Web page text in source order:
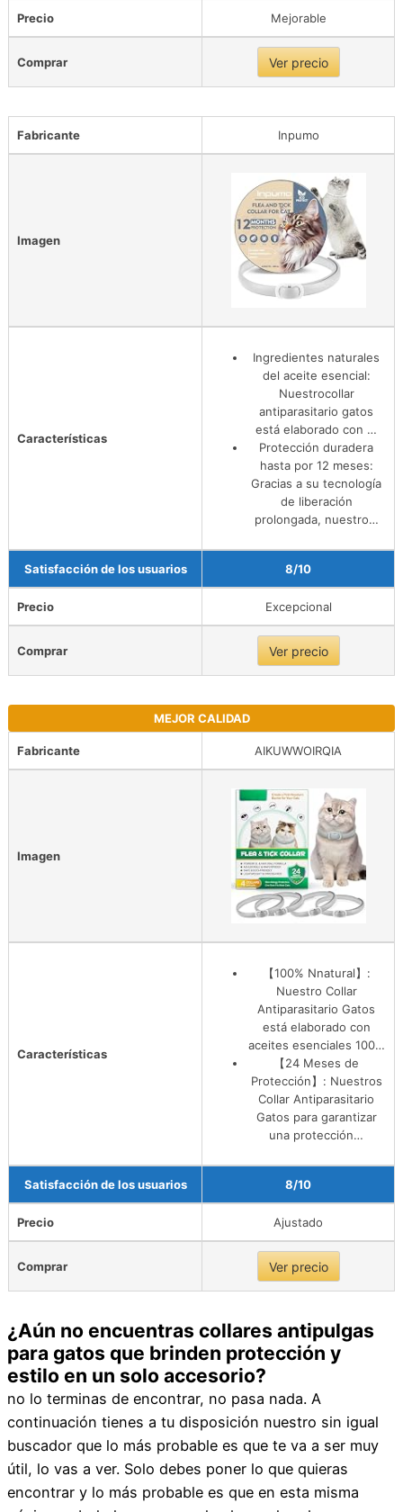
Precio Mejorable
Comprar Ver precio
Fabricante Inpumo
Imagen
Características
Ingredientes naturales
del aceite esencial:
Nuestrocollar
antiparasitario gatos
está elaborado con …
Protección duradera
hasta por 12 meses:
Gracias a su tecnología
de liberación
prolongada, nuestro…
Satisfacción de los usuarios 8/10
Precio Excepcional
Comprar Ver precio
MEJOR CALIDAD
Fabricante AIKUWWOIRQIA
Imagen
Características
【100% Nnatural】:
Nuestro Collar
Antiparasitario Gatos
está elaborado con
aceites esenciales 100…
【24 Meses de
Protección】: Nuestros
Collar Antiparasitario
Gatos para garantizar
una protección…
Satisfacción de los usuarios 8/10
Precio Ajustado
Comprar Ver precio
¿Aún no encuentras collares antipulgas
para gatos que brinden protección y
estilo en un solo accesorio?
no lo terminas de encontrar, no pasa nada. A
continuación tienes a tu disposición nuestro sin igual
buscador que lo más probable es que te va a ser muy
útil, lo vas a ver. Solo debes poner lo que quieras
encontrar y lo más probable es que en esta misma